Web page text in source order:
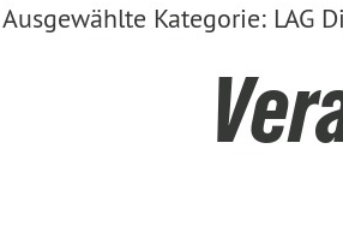
Ausgewählte Kategorie: LAG